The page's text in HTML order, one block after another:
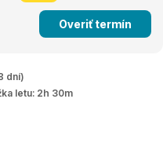
Overiť termín
dní)
letu: 2h 30m